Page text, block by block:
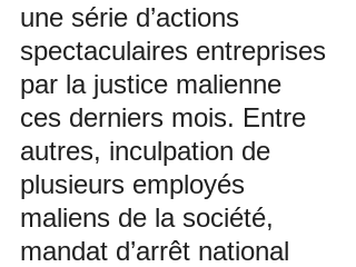
une série d’actions
spectaculaires entreprises
par la justice malienne
ces derniers mois. Entre
autres, inculpation de
plusieurs employés
maliens de la société,
mandat d’arrêt national